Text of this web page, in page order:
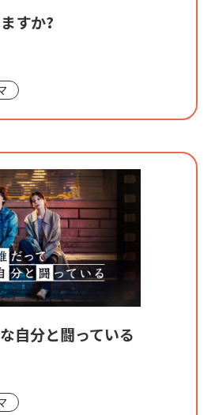
すか?
自分と闘っている